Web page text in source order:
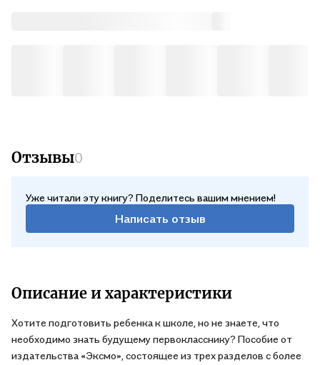
Отзывы0
Уже читали эту книгу? Поделитесь вашим мнением!
Написать отзыв
Описание и характеристики
Хотите подготовить ребенка к школе, но не знаете, что
необходимо знать будущему первокласснику? Пособие от
издательства «Эксмо», состоящее из трех разделов с более